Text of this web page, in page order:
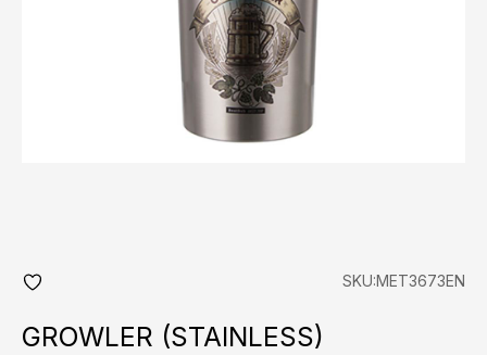
fav
SKU:MET3673EN
GROWLER (STAINLESS)